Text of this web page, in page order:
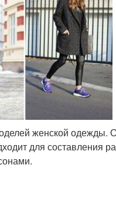
женской одежды.
для составления